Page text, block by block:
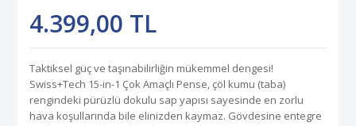
4.399,00 TL
Taktiksel güç ve taşınabilirliğin mükemmel dengesi!
Swiss+Tech 15-in-1 Çok Amaçlı Pense, çöl kumu (taba)
rengindeki pürüzlü dokulu sap yapısı sayesinde en zorlu
hava koşullarında bile elinizden kaymaz. Gövdesine entegre